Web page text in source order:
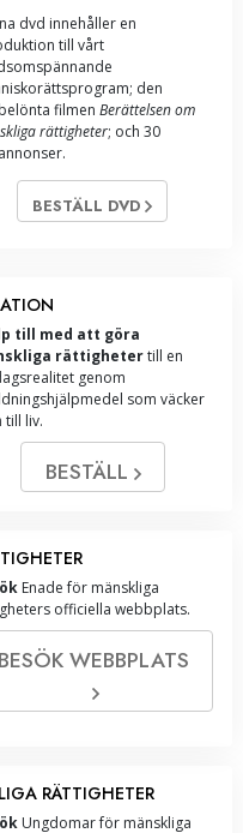
dvd innehåller en
till vårt
den
filmen Berättelsen om
rättigheter; och 30
BESTÄLL DVD
till med att göra
rättighetertill en
genom
som väcker
till liv.
BESTÄLL
Enade för mänskliga
officiella webbplats.
BESÖK WEBBPLATS
RÄTTIGHETER
Ungdomar för mänskliga